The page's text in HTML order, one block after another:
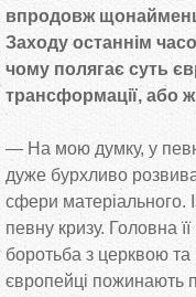
впродовж
Заходу останнім
чому полягає суть
трансформації, або
— На мою думку, у
дуже бурхливо
сфери матеріального.
певну кризу. Головна
боротьба з церквою та
європейці пожинають